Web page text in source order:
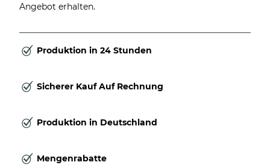
Angebot erhalten.
Produktion in 24 Stunden
Sicherer Kauf Auf Rechnung
Produktion in Deutschland
Mengenrabatte